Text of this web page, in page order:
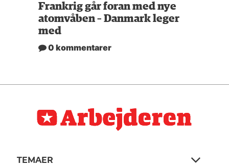
Frankrig går foran med nye
atomvåben – Danmark leger
med
0 kommentarer
TEMAER